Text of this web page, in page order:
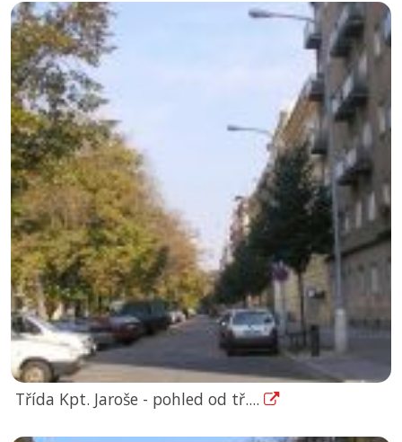
Třída Kpt. Jaroše - pohled od tř....